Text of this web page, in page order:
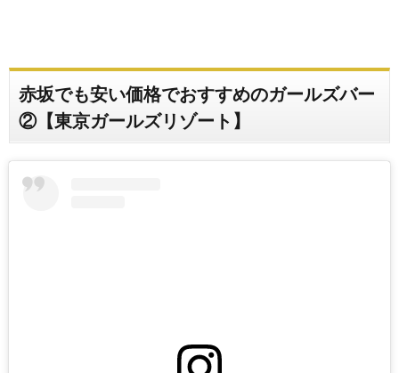
赤坂でも安い価格でおすすめのガールズバー
②【東京ガールズリゾート】